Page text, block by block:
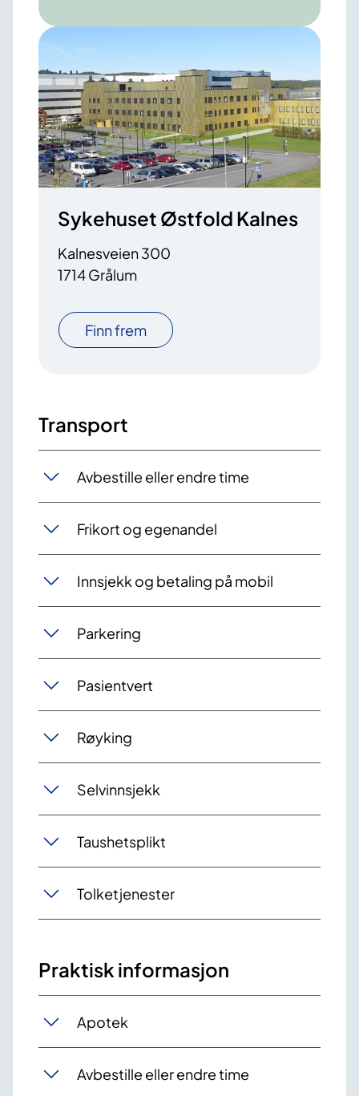
Sykehuset Østfold Kalnes
Kalnesveien 300
1714 Grålum
Finn frem
Transport
Avbestille eller endre time
Frikort og egenandel
Innsjekk og betaling på mobil
Parkering
Pasientvert
Røyking
Selvinnsjekk
Taushetsplikt
Tolketjenester
Praktisk informasjon
Apotek
Avbestille eller endre time